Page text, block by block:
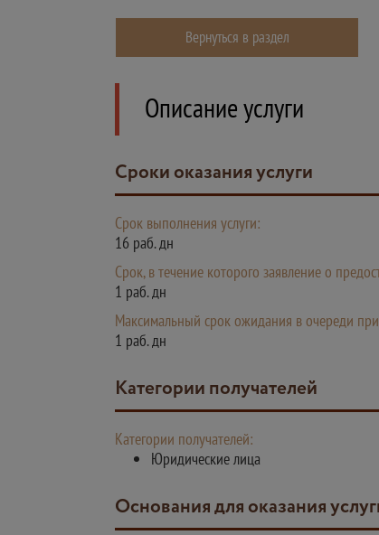
Вернуться в раздел
Описание услуги
Сроки оказания услуги
Срок выполнения услуги:
16 раб. дн
Срок, в течение которого заявление о
1 раб. дн
Максимальный срок ожидания в очереди
1 раб. дн
Категории получателей
Категории получателей:
Юридические лица
Основания для оказания